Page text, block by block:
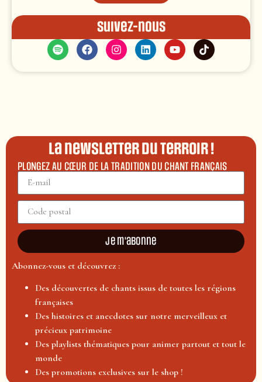
Suivez-nous
La newsletter du terroir !
PLONGEZ AU CŒUR DE LA TRADITION DU CHANT FRANÇAIS
Je m'abonne
Abonnez-vous et découvrez :
Des découvertes de chants issus de toutes les régions
françaises
Des histoires et anecdotes sur notre merveilleux et
précieux patrimoine
Des playlists thématiques pour animer partout et tout le
monde
Des promotions exclusives sur le shop !